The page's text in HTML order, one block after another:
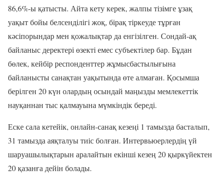
86,6%-ы қатысты. Айта кету керек, жалпы тізімге ұзақ
уақыт бойы белсенділігі жоқ, бірақ тіркеуде тұрған
кәсіпорындар мен қожалықтар да енгізілген. Сондай-ақ
байланыс деректері өзекті емес субъектілер бар. Бұдан
бөлек, кейбір респонденттер жұмысбастылығына
байланысты санақтан уақытында өте алмаған. Қосымша
берілген 20 күн олардың осындай маңызды мемлекеттік
науқаннан тыс қалмауына мүмкіндік береді.
Еске сала кетейік, онлайн-санақ кезеңі 1 тамызда басталып,
31 тамызда аяқталуы тиіс болған. Интервьюерлердің үй
шаруашылықтарын аралайтын екінші кезең 20 қыркүйектен
20 қазанға дейін болады.